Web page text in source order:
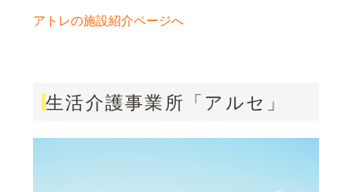
アトレの施設紹介ページへ
生活介護事業所「アルセ」